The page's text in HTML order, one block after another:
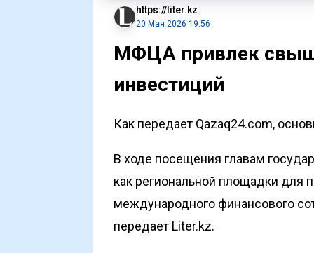
https://liter.kz
20 Мая 2026 19:56
МФЦА привлек
инвестиций
Как передает Qazaq24.com,
В ходе посещения главам
как региональной площадки для
международного финансового
передает Liter.kz.